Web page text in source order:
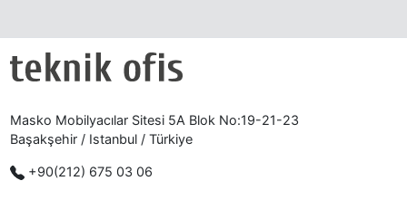
Masko Mobilyacılar Sitesi 5A Blok No:19-21-23
Başakşehir / Istanbul / Türkiye
+90(212) 675 03 06